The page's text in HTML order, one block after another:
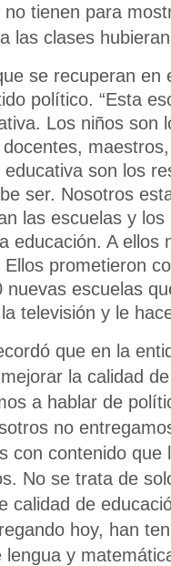
tienen para
las clases
se recuperan en
político. “Esta
Los niños son
son los
ser. Nosotros
las escuelas y
educación. A ellos
prometieron
escuelas
televisión y le
que en la
la calidad
a hablar de
no
con contenido que
No se trata de
calidad de
hoy, han
y